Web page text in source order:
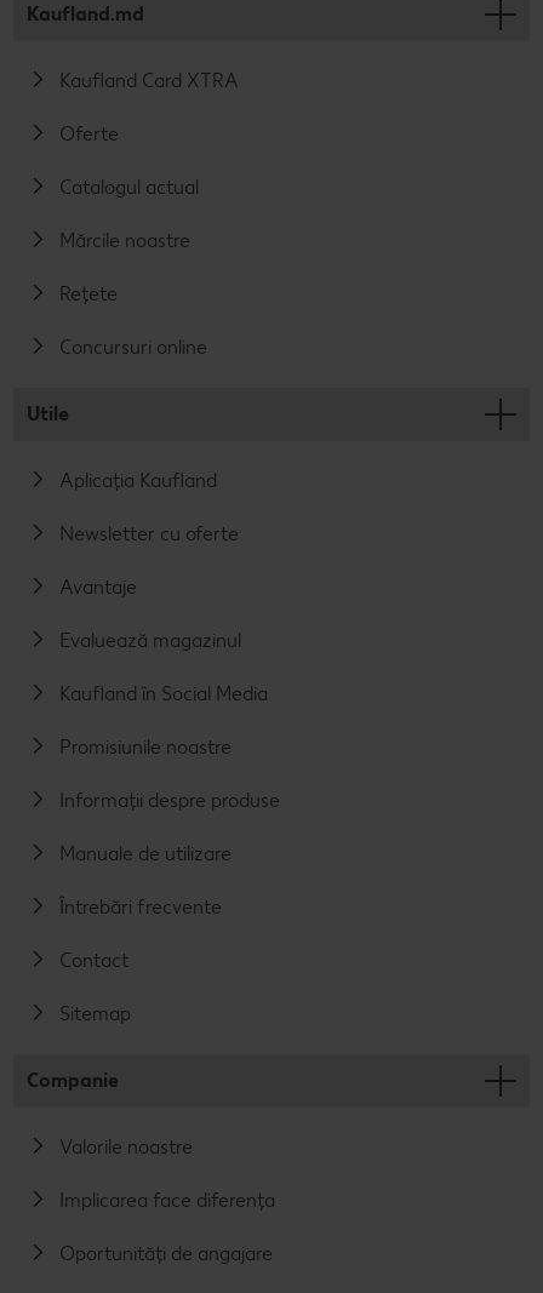
Kaufland.md
Kaufland Card XTRA
Oferte
Catalogul actual
Mărcile noastre
Rețete
Concursuri online
Utile
Aplicația Kaufland
Newsletter cu oferte
Avantaje
Evaluează magazinul
Kaufland în Social Media
Promisiunile noastre
Informații despre produse
Manuale de utilizare
Întrebări frecvente
Contact
Sitemap
Companie
Valorile noastre
Implicarea face diferența
Oportunități de angajare